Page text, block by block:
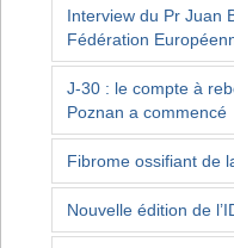
Interview du Pr Juan
Fédération
J-30 : le compte à
Poznan a commencé
Fibrome ossifiant de
Nouvelle édition de